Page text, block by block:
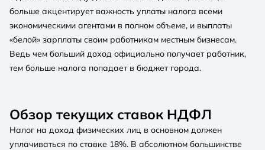
больше акцентирует важность уплаты налога всеми
экономическими агентами в полном объеме, и выплаты
«белой» зарплаты своим работникам местным бизнесам.
Ведь чем больший доход официально получает работник,
тем больше налога попадает в бюджет города.
Обзор текущих ставок НДФЛ
Налог на доход физических лиц в основном должен
уплачиваться по ставке 18%. В абсолютном большинстве